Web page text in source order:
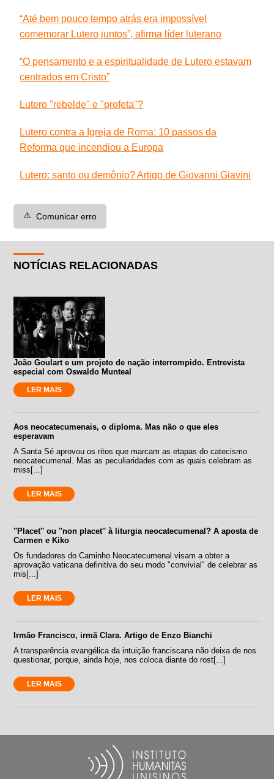
“Até bem pouco tempo atrás era impossível
comemorar Lutero juntos”, afirma líder luterano
“O pensamento e a espiritualidade de Lutero estavam
centrados em Cristo”
Lutero "rebelde" e "profeta"?
Lutero contra a Igreja de Roma: 10 passos da
Reforma que incendiou a Europa
Lutero: santo ou demônio? Artigo de Giovanni Giavini
⚠️ Comunicar erro
NOTÍCIAS RELACIONADAS
João Goulart e um projeto de nação interrompido. Entrevista
especial com Oswaldo Munteal
LER MAIS
Aos neocatecumenais, o diploma. Mas não o que eles
esperavam
A Santa Sé aprovou os ritos que marcam as etapas do catecismo
neocatecumenal. Mas as peculiaridades com as quais celebram as
miss[...]
LER MAIS
''Placet'' ou ''non placet'' à liturgia neocatecumenal? A aposta de
Carmen e Kiko
Os fundadores do Caminho Neocatecumenal visam a obter a
aprovação vaticana definitiva do seu modo "convivial" de celebrar as
mis[...]
LER MAIS
Irmão Francisco, irmã Clara. Artigo de Enzo Bianchi
A transparência evangélica da intuição franciscana não deixa de nos
questionar, porque, ainda hoje, nos coloca diante do rost[...]
LER MAIS